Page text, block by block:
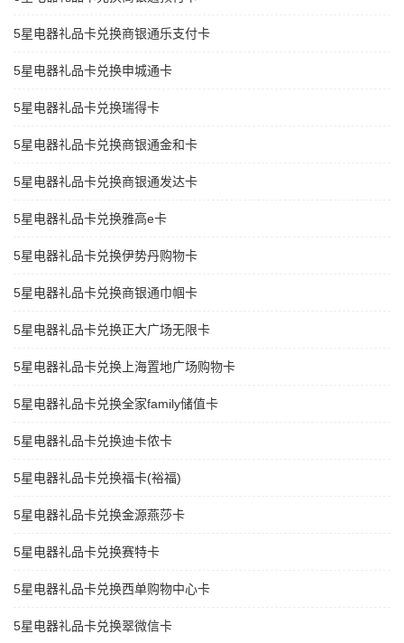
5星电器礼品卡兑换商银通乐支付卡
5星电器礼品卡兑换申城通卡
5星电器礼品卡兑换瑞得卡
5星电器礼品卡兑换商银通金和卡
5星电器礼品卡兑换商银通发达卡
5星电器礼品卡兑换雅高e卡
5星电器礼品卡兑换伊势丹购物卡
5星电器礼品卡兑换商银通巾帼卡
5星电器礼品卡兑换正大广场无限卡
5星电器礼品卡兑换上海置地广场购物卡
5星电器礼品卡兑换全家family储值卡
5星电器礼品卡兑换迪卡侬卡
5星电器礼品卡兑换福卡(裕福)
5星电器礼品卡兑换金源燕莎卡
5星电器礼品卡兑换赛特卡
5星电器礼品卡兑换西单购物中心卡
5星电器礼品卡兑换翠微信卡